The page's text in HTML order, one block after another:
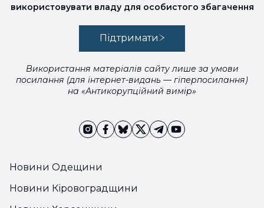
Новини Одещини
Новини Кіровоградщини
використовувати владу для особистого збагачення
Підтримати
Використання матеріалів сайту лише за умови
посилання (для інтернет-видань — гіперпосилання)
на «Антикорупційний вимір»